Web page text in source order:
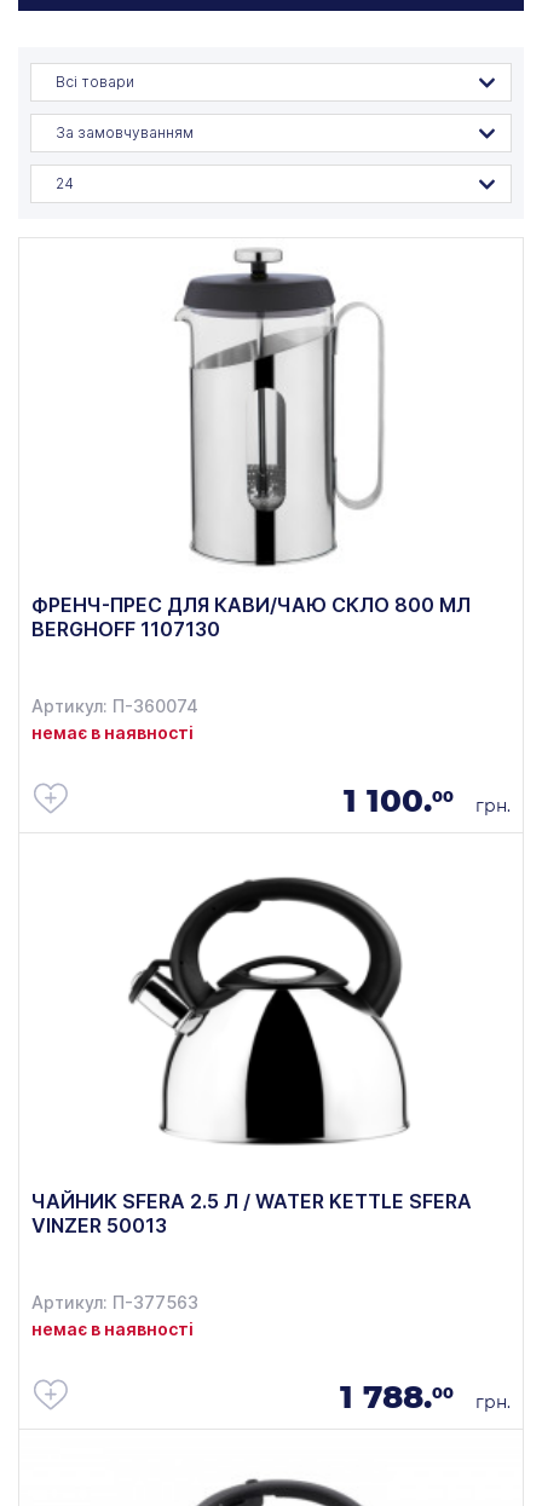
Всі товари
За замовчуванням
24
ФРЕНЧ-ПРЕС ДЛЯ КАВИ/ЧАЮ СКЛО 800 МЛ
BERGHOFF 1107130
Артикул: П-360074
немає в наявності
1 100.00 грн.
ЧАЙНИК SFERA 2.5 Л / WATER KETTLE SFERA
VINZER 50013
Артикул: П-377563
немає в наявності
1 788.00 грн.